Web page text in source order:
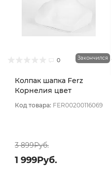
0 Закончился
Колпак шапка Ferz
Корнелия цвет
Код товара: FER00200116069
3 899Руб.
1 999Руб.